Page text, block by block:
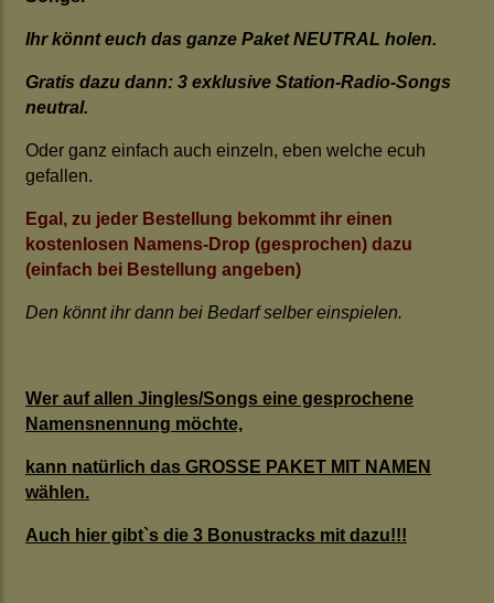
Ihr könnt euch das ganze Paket NEUTRAL holen.
Gratis dazu dann: 3 exklusive Station-Radio-Songs
neutral.
Oder ganz einfach auch einzeln, eben welche ecuh
gefallen.
Egal, zu jeder Bestellung bekommt ihr einen
kostenlosen Namens-Drop (gesprochen) dazu
(einfach bei Bestellung angeben)
Den könnt ihr dann bei Bedarf selber einspielen.
Wer auf allen Jingles/Songs eine gesprochene
Namensnennung möchte,
kann natürlich das GROSSE PAKET MIT NAMEN
wählen.
Auch hier gibt`s die 3 Bonustracks mit dazu!!!